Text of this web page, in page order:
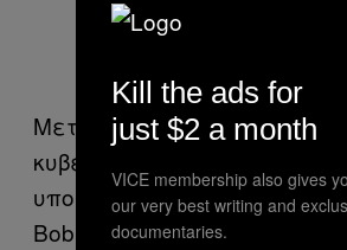
Μετά την κυκλοφορία του
κυβερνήτης της Λουιζιάνα
υποψήφιος για το
Bobby Jindal, ανακοίνωσε
Kill the ads for
just $2 a month
VICE membership also gives
our very best writing and
documentaries.